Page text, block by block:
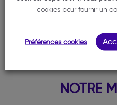
NOTRE
cookies pour fournir un
Préférences cookies